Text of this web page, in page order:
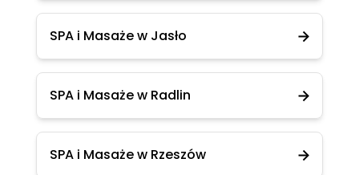
SPA i Masaże w Jasło
SPA i Masaże w Radlin
SPA i Masaże w Rzeszów